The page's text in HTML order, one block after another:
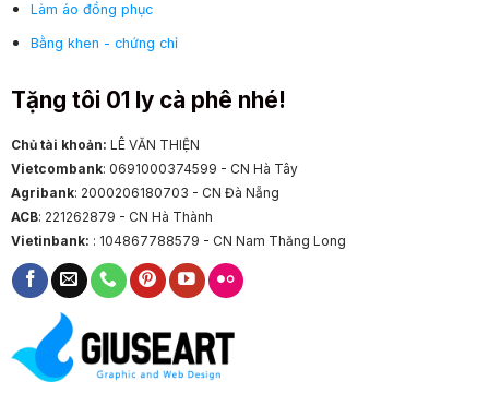
Làm áo đồng phục
Bằng khen - chứng chỉ
Tặng tôi 01 ly cà phê nhé!
Chủ tài khoản: LÊ VĂN THIỆN
Vietcombank: 0691000374599 - CN Hà Tây
Agribank: 2000206180703 - CN Đà Nẵng
ACB: 221262879 - CN Hà Thành
Vietinbank: : 104867788579 - CN Nam Thăng Long